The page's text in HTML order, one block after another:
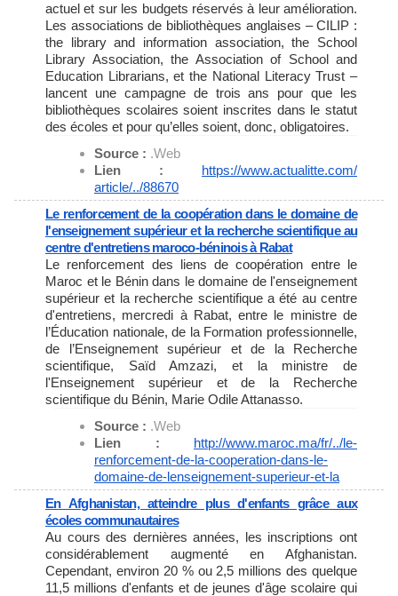
actuel et sur les budgets réservés à leur amélioration.
Les associations de bibliothèques anglaises – CILIP :
the library and information association, the School
Library Association, the Association of School and
Education Librarians, et the National Literacy Trust –
lancent une campagne de trois ans pour que les
bibliothèques scolaires soient inscrites dans le statut
des écoles et pour qu’elles soient, donc, obligatoires.
Source : .Web
Lien : https://www.actualitte.com/
article/../88670
Le renforcement de la coopération dans le domaine de
l'enseignement supérieur et la recherche scientifique au
centre d'entretiens maroco-béninois à Rabat
Le renforcement des liens de coopération entre le
Maroc et le Bénin dans le domaine de l'enseignement
supérieur et la recherche scientifique a été au centre
d'entretiens, mercredi à Rabat, entre le ministre de
l’Éducation nationale, de la Formation professionnelle,
de l’Enseignement supérieur et de la Recherche
scientifique, Saïd Amzazi, et la ministre de
l'Enseignement supérieur et de la Recherche
scientifique du Bénin, Marie Odile Attanasso.
Source : .Web
Lien : http://www.maroc.ma/fr/../le-
renforcement-de-la-cooperation-dans-le-
domaine-de-lenseignement-superieur-et-la
En Afghanistan, atteindre plus d'enfants grâce aux
écoles communautaires
Au cours des dernières années, les inscriptions ont
considérablement augmenté en Afghanistan.
Cependant, environ 20 % ou 2,5 millions des quelque
11,5 millions d'enfants et de jeunes d'âge scolaire qui